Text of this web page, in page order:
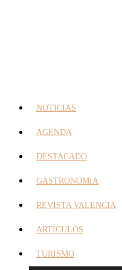
NOTICIAS
AGENDA
DESTACADO
GASTRONOMIA
REVISTA VALENCIA
ARTÍCULOS
TURISMO